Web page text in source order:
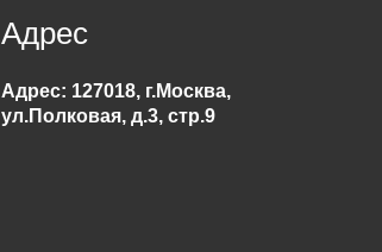
Адрес
Адрес: 127018, г.Москва,
ул.Полковая, д.3, стр.9